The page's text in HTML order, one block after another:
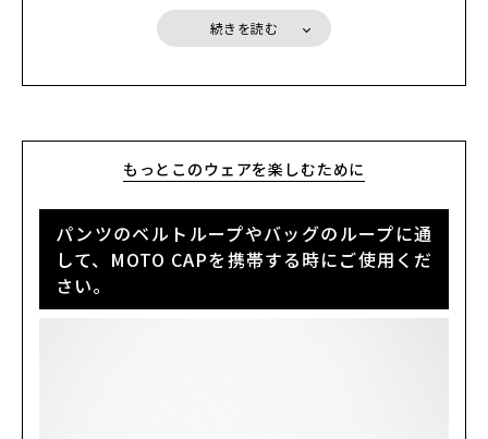
Oプロテクターは、高い衝撃吸収性を持ちながら単一のポリマー素
材を使うことで簡単にリサイクルすることができます。そして何よ
の組み合わせで長い期間着用していただけ、限られた資源を有効に
続きを読む
もっとこのウェアを楽しむために
パンツのベルトループやバッグのループに通
して、MOTO CAPを携帯する時にご使用くだ
さい。
BLACK
¥6,710 (税込)
カートに入れる